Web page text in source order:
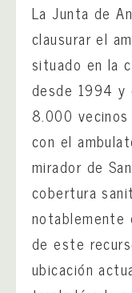
La Junta de
clausurar el
situado en la
desde 1994 y
8.000
con el
mirador de
cobertura
notablemente
de este
ubicación